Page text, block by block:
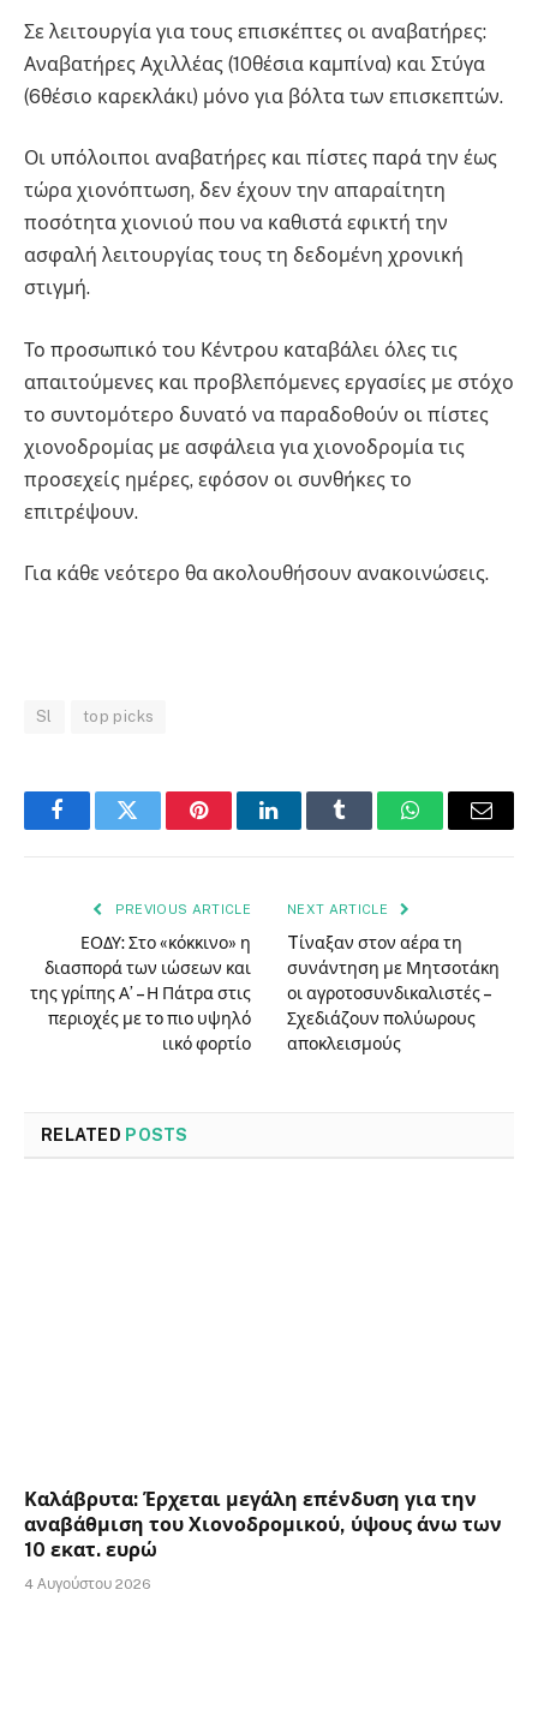
Σε λειτουργία για τους επισκέπτες οι αναβατήρες:
Αναβατήρες Αχιλλέας (10θέσια καμπίνα) και Στύγα
(6θέσιο καρεκλάκι) μόνο για βόλτα των επισκεπτών.
Οι υπόλοιποι αναβατήρες και πίστες παρά την έως
τώρα χιονόπτωση, δεν έχουν την απαραίτητη
ποσότητα χιονιού που να καθιστά εφικτή την
ασφαλή λειτουργίας τους τη δεδομένη χρονική
στιγμή.
Το προσωπικό του Κέντρου καταβάλει όλες τις
απαιτούμενες και προβλεπόμενες εργασίες με στόχο
το συντομότερο δυνατό να παραδοθούν οι πίστες
χιονοδρομίας με ασφάλεια για χιονοδρομία τις
προσεχείς ημέρες, εφόσον οι συνθήκες το
επιτρέψουν.
Για κάθε νεότερο θα ακολουθήσουν ανακοινώσεις.
Sl top picks
FacebookTwitter PinterestLinkedInTumblr WhatsAppEmail
PREVIOUS ARTICLE
ΕΟΔΥ: Στο «κόκκινο» η
διασπορά των ιώσεων και
της γρίπης Α’ – Η Πάτρα στις
περιοχές με το πιο υψηλό
ιικό φορτίο
NEXT ARTICLE
Tίναξαν στον αέρα τη
συνάντηση με Μητσοτάκη
οι αγροτοσυνδικαλιστές –
Σχεδιάζουν πολύωρους
αποκλεισμούς
RELATED POSTS
Καλάβρυτα: Έρχεται μεγάλη επένδυση για την
αναβάθμιση του Χιονοδρομικού, ύψους άνω των
10 εκατ. ευρώ
4 Αυγούστου 2026